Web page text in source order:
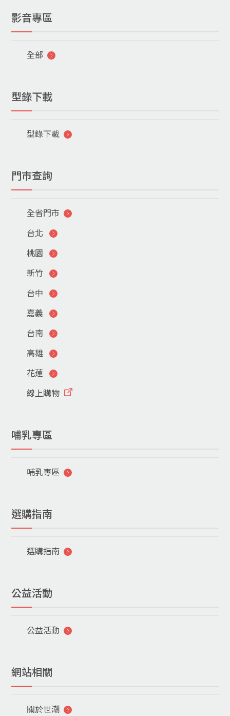
影音專區
全部
型錄下載
型錄下載
門市查詢
全省門市
台北
桃園
新竹
台中
嘉義
台南
高雄
花蓮
線上購物
哺乳專區
哺乳專區
選購指南
選購指南
公益活動
公益活動
網站相關
關於世潮